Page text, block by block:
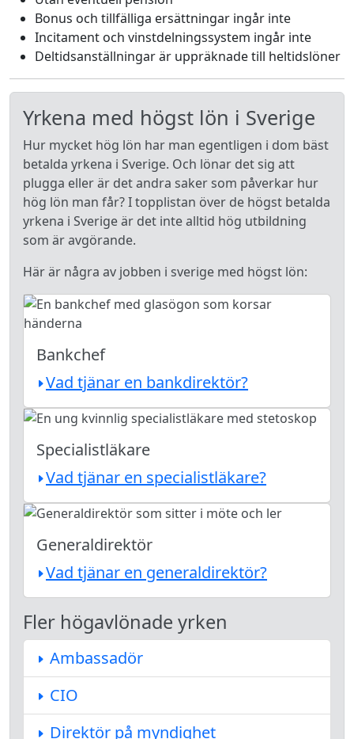
Bonus och tillfälliga ersättningar ingår inte
Incitament och vinstdelningssystem ingår inte
Deltidsanställningar är uppräknade till heltidslöner
Yrkena med högst lön i Sverige
Hur mycket hög lön har man egentligen i dom bäst
betalda yrkena i Sverige. Och lönar det sig att
plugga eller är det andra saker som påverkar hur
hög lön man får? I topplistan över de högst betalda
yrkena i Sverige är det inte alltid hög utbildning
som är avgörande.
Här är några av jobben i sverige med högst lön:
Bankchef
Vad tjänar en bankdirektör?
Specialistläkare
Vad tjänar en specialistläkare?
Generaldirektör
Vad tjänar en generaldirektör?
Fler högavlönade yrken
Ambassadör
CIO
Direktör på myndighet